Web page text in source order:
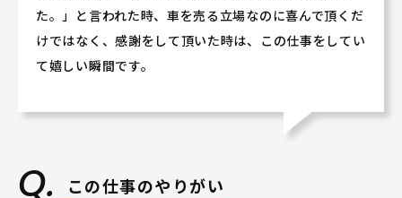
た。」と言われた時、車を売る立場なのに喜んで頂くだ
けではなく、感謝をして頂いた時は、この仕事をしてい
て嬉しい瞬間です。
この仕事のやりがい